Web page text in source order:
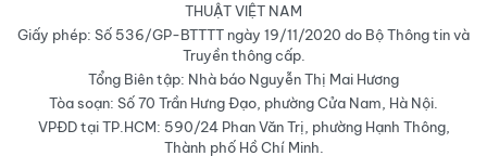
THUẬT VIỆT NAM
Giấy phép: Số 536/GP-BTTTT ngày 19/11/2020 do Bộ Thông tin và
Truyền thông cấp.
Tổng Biên tập: Nhà báo Nguyễn Thị Mai Hương
Tòa soạn: Số 70 Trần Hưng Đạo, phường Cửa Nam, Hà Nội.
VPĐD tại TP.HCM: 590/24 Phan Văn Trị, phường Hạnh Thông,
Thành phố Hồ Chí Minh.